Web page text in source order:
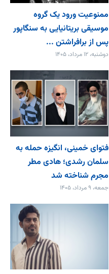
ممنوعیت ورود یک گروه
موسیقی بریتانیایی به سنگاپور
پس از برافراشتن ...
دوشنبه، ۱۲ مرداد، ۱۴۰۵
فتوای خمینی، انگیزه حمله به
سلمان رشدی؛ هادی مطر
مجرم شناخته شد
جمعه، ۹ مرداد، ۱۴۰۵